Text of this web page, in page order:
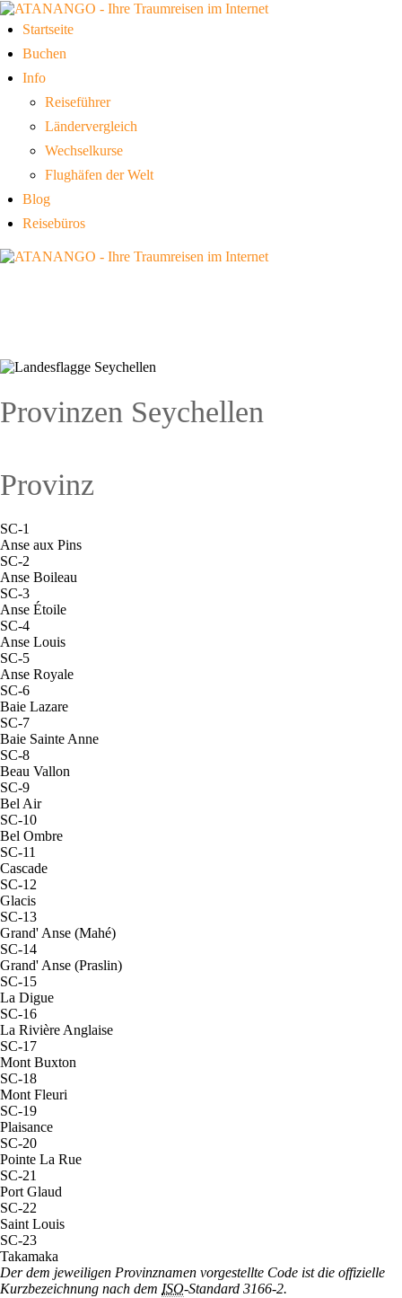
Startseite
Buchen
Info
Reiseführer
Ländervergleich
Wechselkurse
Flughäfen der Welt
Blog
Reisebüros
Provinzen Seychellen
Provinz
SC-1
Anse aux Pins
SC-2
Anse Boileau
SC-3
Anse Étoile
SC-4
Anse Louis
SC-5
Anse Royale
SC-6
Baie Lazare
SC-7
Baie Sainte Anne
SC-8
Beau Vallon
SC-9
Bel Air
SC-10
Bel Ombre
SC-11
Cascade
SC-12
Glacis
SC-13
Grand' Anse (Mahé)
SC-14
Grand' Anse (Praslin)
SC-15
La Digue
SC-16
La Rivière Anglaise
SC-17
Mont Buxton
SC-18
Mont Fleuri
SC-19
Plaisance
SC-20
Pointe La Rue
SC-21
Port Glaud
SC-22
Saint Louis
SC-23
Takamaka
Der dem jeweiligen Provinznamen vorgestellte Code ist die offizielle
Kurzbezeichnung nach dem ISO-Standard 3166-2.